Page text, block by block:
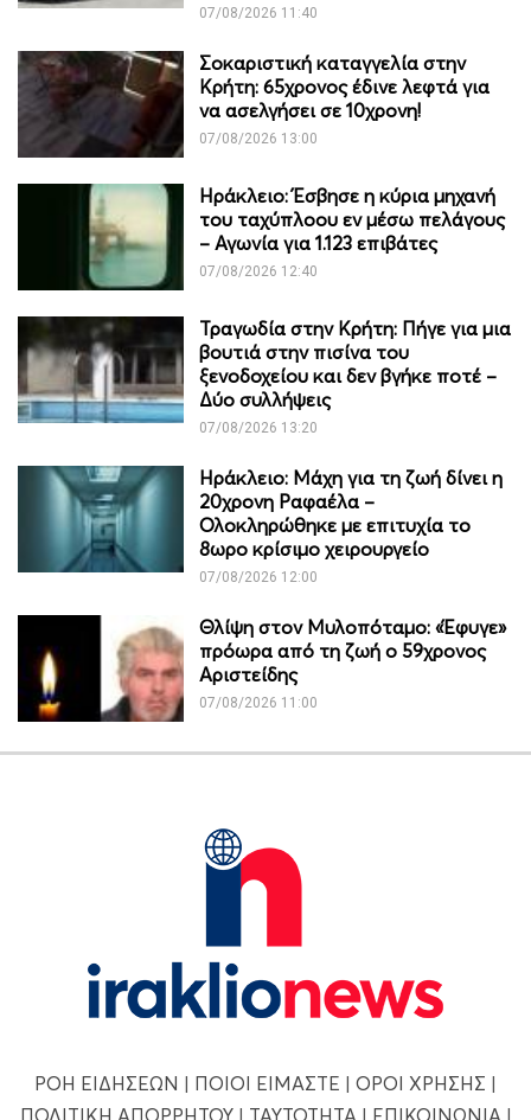
07/08/2026 11:40
Σοκαριστική καταγγελία στην
Κρήτη: 65χρονος έδινε λεφτά για
να ασελγήσει σε 10χρονη!
07/08/2026 13:00
Ηράκλειο: Έσβησε η κύρια μηχανή
του ταχύπλοου εν μέσω πελάγους
– Αγωνία για 1.123 επιβάτες
07/08/2026 12:40
Τραγωδία στην Κρήτη: Πήγε για μια
βουτιά στην πισίνα του
ξενοδοχείου και δεν βγήκε ποτέ –
Δύο συλλήψεις
07/08/2026 13:20
Ηράκλειο: Μάχη για τη ζωή δίνει η
20χρονη Ραφαέλα –
Ολοκληρώθηκε με επιτυχία το
8ωρο κρίσιμο χειρουργείο
07/08/2026 12:00
Θλίψη στον Μυλοπόταμο: «Έφυγε»
πρόωρα από τη ζωή ο 59χρονος
Αριστείδης
07/08/2026 11:00
ΡΟΗ ΕΙΔΗΣΕΩΝ | ΠΟΙΟΙ ΕΙΜΑΣΤΕ | ΟΡΟΙ ΧΡΗΣΗΣ |
ΠΟΛΙΤΙΚΗ ΑΠΟΡΡΗΤΟΥ| ΤΑΥΤΟΤΗΤΑ | ΕΠΙΚΟΙΝΩΝΙΑ |